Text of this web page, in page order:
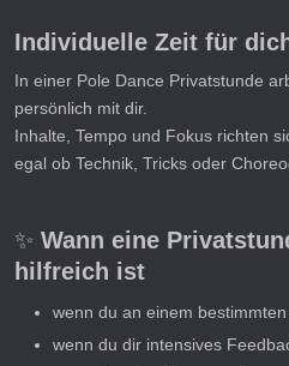
Individuelle Zeit für
In einer Pole Dance Privatstunde
persönlich mit dir.
Inhalte, Tempo und Fokus richten
egal ob Technik, Tricks oder
✨ Wann eine
hilfreich ist
wenn du an einem
wenn du dir intensives